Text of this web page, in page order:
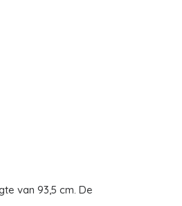
van 93,5 cm. De